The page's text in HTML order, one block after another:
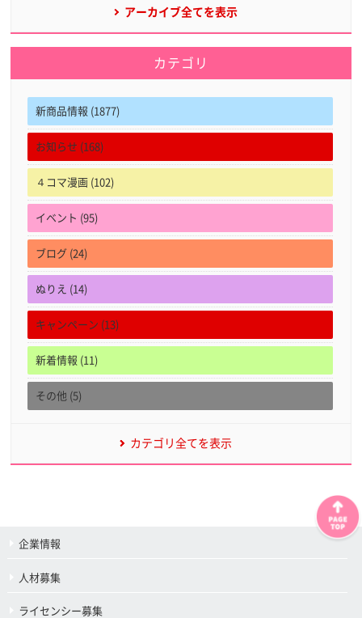
アーカイブ全てを表示
カテゴリ
新商品情報 (1877)
お知らせ (168)
４コマ漫画 (102)
イベント (95)
ブログ (24)
ぬりえ (14)
キャンペーン (13)
新着情報 (11)
その他 (5)
カテゴリ全てを表示
企業情報
人材募集
ライセンシー募集